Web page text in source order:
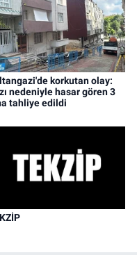
korkutan olay:
nedeniyle hasar gören 3
tahliye edildi